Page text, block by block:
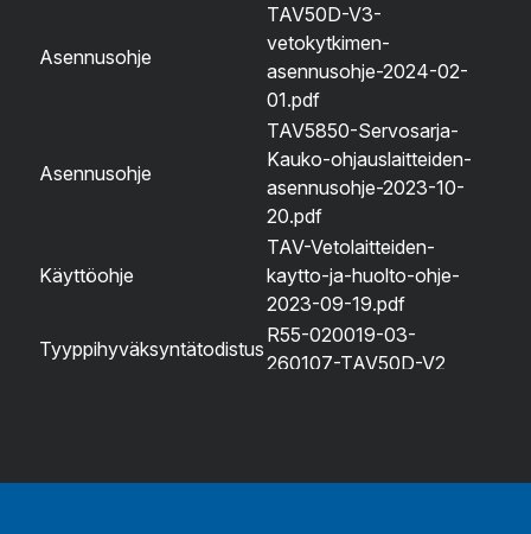
Asennusohje
TAV50D-V3-
vetokytkimen-
asennusohje-2024-02-
01.pdf
Asennusohje
TAV5850-Servosarja-
Kauko-ohjauslaitteiden-
asennusohje-2023-10-
20.pdf
Käyttöohje
TAV-Vetolaitteiden-
kaytto-ja-huolto-ohje-
2023-09-19.pdf
Tyyppihyväksyntätodistus
R55-020019-03-
260107-TAV50D-V2